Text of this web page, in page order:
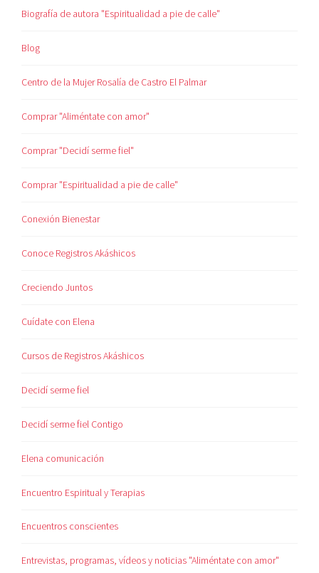
Biografía de autora "Espiritualidad a pie de calle"
Blog
Centro de la Mujer Rosalía de Castro El Palmar
Comprar "Aliméntate con amor"
Comprar "Decidí serme fiel"
Comprar "Espiritualidad a pie de calle"
Conexión Bienestar
Conoce Registros Akáshicos
Creciendo Juntos
Cuídate con Elena
Cursos de Registros Akáshicos
Decidí serme fiel
Decidí serme fiel Contigo
Elena comunicación
Encuentro Espiritual y Terapias
Encuentros conscientes
Entrevistas, programas, vídeos y noticias "Aliméntate con amor"